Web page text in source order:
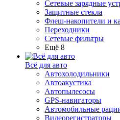
Сетевые зарядные
Защитные стекла
Флеш-накопители и
Переходники
Сетевые фильтры
Ещё 8
Всё для авто
Автохолодильники
Автоакустика
Автопылесосы
GPS-навигаторы
Автомобильные
Видеорегистраторы